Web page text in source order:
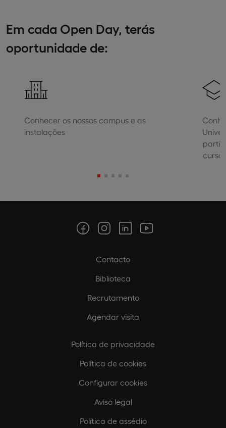
Em cada Open Day, terás
oportunidade de:
Conhecer os nossos campus e as
instalações
Contacto
Biblioteca
Recrutamento
Agendar visita
Política de privacidade
Política de cookies
Configurar cookies
Aviso legal
Política de assédio